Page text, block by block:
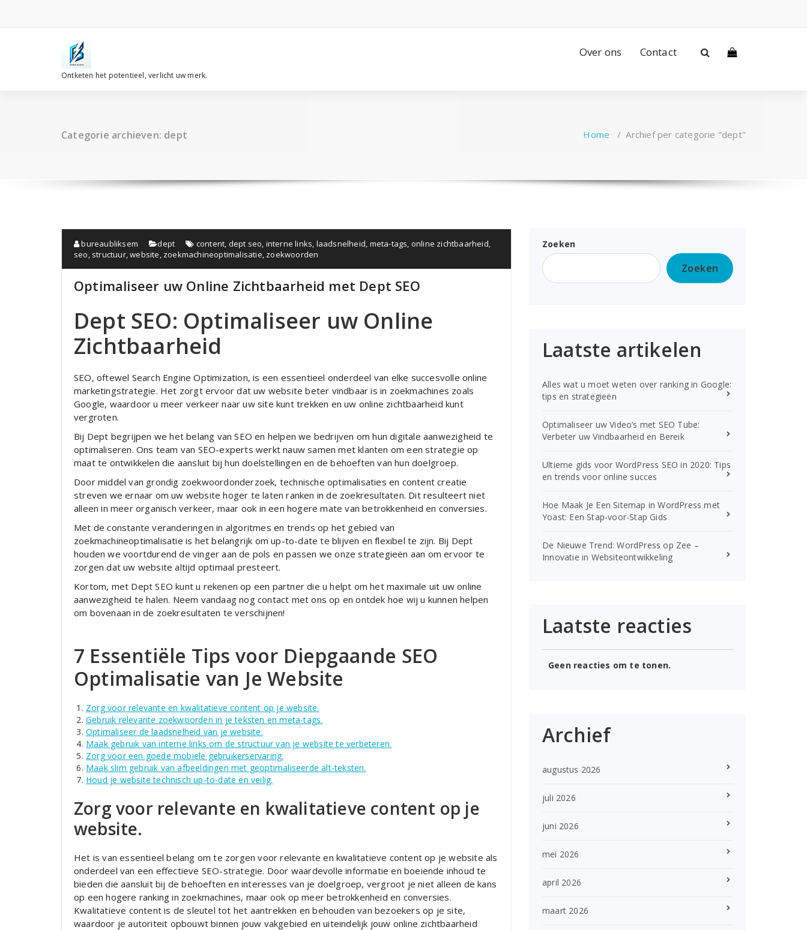
de
Ontketen het potentieel, verlicht uw merk.
Over ons Contact
Categorie archieven: dept Home /Archief per categorie "dept"
bureaubliksem dept content, dept seo, interne links, laadsnelheid, meta-tags, online zichtbaarheid,
seo, structuur,website, zoekmachineoptimalisatie, zoekwoorden
Optimaliseer uw Online Zichtbaarheid met Dept SEO
Dept SEO: Optimaliseer uw Online
Zichtbaarheid
SEO, oftewel Search Engine Optimization, is een essentieel onderdeel van elke succesvolle online
marketingstrategie. Het zorgt ervoor dat uw website beter vindbaar is in zoekmachines zoals
Google, waardoor u meer verkeer naar uw site kunt trekken en uw online zichtbaarheid kunt
vergroten.
Bij Dept begrijpen we het belang van SEO en helpen we bedrijven om hun digitale aanwezigheid te
optimaliseren. Ons team van SEO-experts werkt nauw samen met klanten om een strategie op
maat te ontwikkelen die aansluit bij hun doelstellingen en de behoeften van hun doelgroep.
Door middel van grondig zoekwoordonderzoek, technische optimalisaties en content creatie
streven we ernaar om uw website hoger te laten ranken in de zoekresultaten. Dit resulteert niet
alleen in meer organisch verkeer, maar ook in een hogere mate van betrokkenheid en conversies.
Met de constante veranderingen in algoritmes en trends op het gebied van
zoekmachineoptimalisatie is het belangrijk om up-to-date te blijven en flexibel te zijn. Bij Dept
houden we voortdurend de vinger aan de pols en passen we onze strategieën aan om ervoor te
zorgen dat uw website altijd optimaal presteert.
Kortom, met Dept SEO kunt u rekenen op een partner die u helpt om het maximale uit uw online
aanwezigheid te halen. Neem vandaag nog contact met ons op en ontdek hoe wij u kunnen helpen
om bovenaan in de zoekresultaten te verschijnen!
7 Essentiële Tips voor Diepgaande SEO
Optimalisatie van Je Website
Zorg voor relevante en kwalitatieve content op je website.
Gebruik relevante zoekwoorden in je teksten en meta-tags.
Optimaliseer de laadsnelheid van je website.
Maak gebruik van interne links om de structuur van je website te verbeteren.
Zorg voor een goede mobiele gebruikerservaring.
Maak slim gebruik van afbeeldingen met geoptimaliseerde alt-teksten.
Houd je website technisch up-to-date en veilig.
Zorg voor relevante en kwalitatieve content op je
website.
Het is van essentieel belang om te zorgen voor relevante en kwalitatieve content op je website als
onderdeel van een effectieve SEO-strategie. Door waardevolle informatie en boeiende inhoud te
bieden die aansluit bij de behoeften en interesses van je doelgroep, vergroot je niet alleen de kans
op een hogere ranking in zoekmachines, maar ook op meer betrokkenheid en conversies.
Kwalitatieve content is de sleutel tot het aantrekken en behouden van bezoekers op je site,
waardoor je autoriteit opbouwt binnen jouw vakgebied en uiteindelijk jouw online zichtbaarheid
Zoeken
Zoeken
Laatste artikelen
Alles wat u moet weten over ranking in Google:
tips en strategieën
Optimaliseer uw Video’s met SEO Tube:
Verbeter uw Vindbaarheid en Bereik
Ultieme gids voor WordPress SEO in 2020: Tips
en trends voor online succes
Hoe Maak Je Een Sitemap in WordPress met
Yoast: Een Stap-voor-Stap Gids
De Nieuwe Trend: WordPress op Zee –
Innovatie in Websiteontwikkeling
Laatste reacties
Geen reacties om te tonen.
Archief
augustus 2026
juli 2026
juni 2026
mei 2026
april 2026
maart 2026